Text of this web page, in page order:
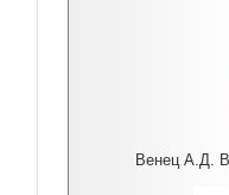
Венец А.Д.